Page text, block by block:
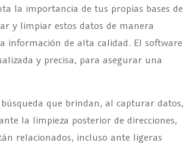
la importancia de tus propias bases de
y limpiar estos datos de manera
información de alta calidad. El software
y precisa, para asegurar una
que brindan, al capturar datos,
la limpieza posterior de direcciones,
relacionados, incluso ante ligeras